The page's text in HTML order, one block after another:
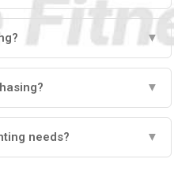
▼
▼
needs? ▼